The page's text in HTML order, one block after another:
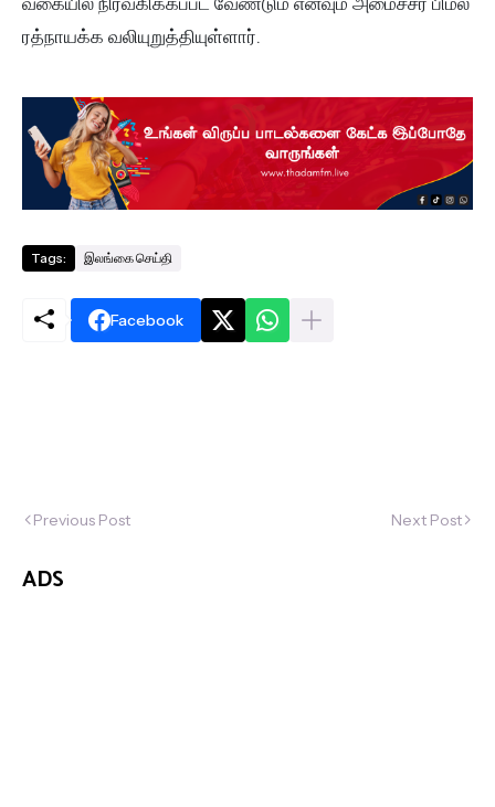
ரத்நாயக்க வலியுறுத்தியுள்ளார்.
Tags: இலங்கை செய்தி
Facebook
Previous Post Next Post
ADS